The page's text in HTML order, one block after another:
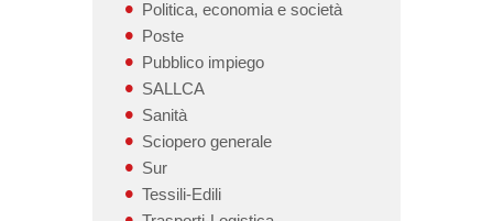
Politica, economia e società
Poste
Pubblico impiego
SALLCA
Sanità
Sciopero generale
Sur
Tessili-Edili